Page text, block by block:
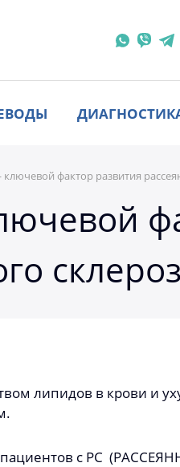
фактор развития
липидов в крови и
пациентов с РС